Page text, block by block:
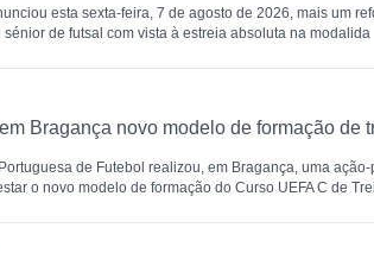
esta sexta-feira, 7 de agosto de 2026, mais um
de futsal com vista à estreia absoluta na modalida
de Futebol realizou, em Bragança, uma
o novo modelo de formação do Curso UEFA C de